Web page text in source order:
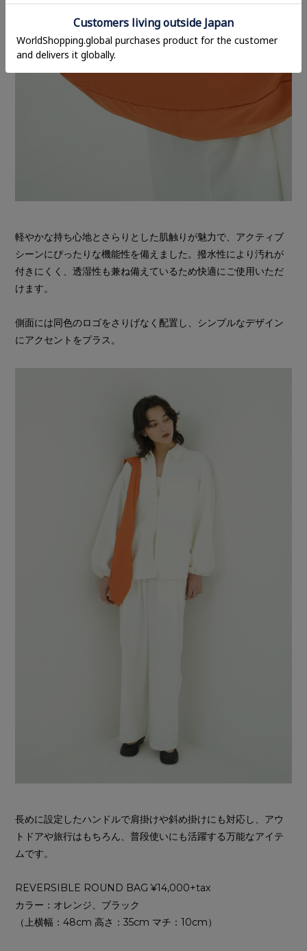
軽やかな持ち心地とさらりとした肌触りが魅力で、アクティブ
シーンにぴったりな機能性を備えました。撥水性により汚れが
付きにくく、透湿性も兼ね備えているため快適にご使用いただ
けます。
側面には同色のロゴをさりげなく配置し、シンプルなデザイン
にアクセントをプラス。
長めに設定したハンドルで肩掛けや斜め掛けにも対応し、アウ
トドアや旅行はもちろん、普段使いにも活躍する万能なアイテ
ムです。
REVERSIBLE ROUND BAG ¥14,000+tax
カラー：オレンジ、ブラック
（上横幅：48cm 高さ：35cm マチ：10cm）